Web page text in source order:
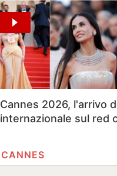
Cannes 2026, l'arrivo
internazionale sul red
CANNES